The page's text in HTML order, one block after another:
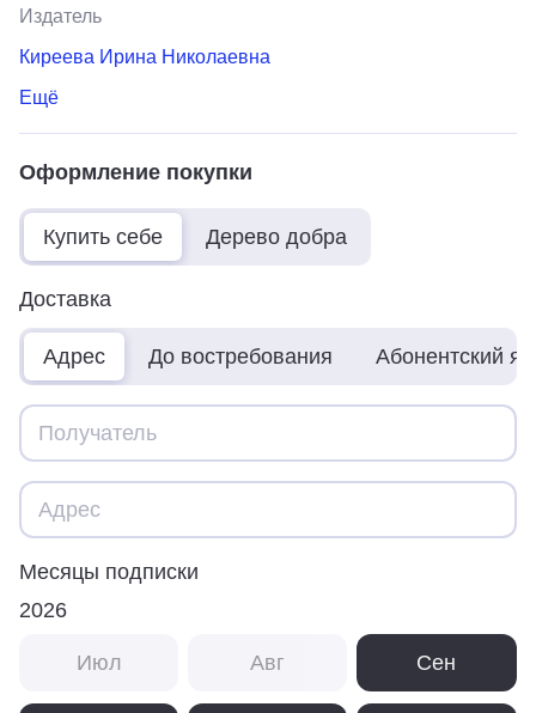
Издатель
Киреева Ирина Николаевна
Ещё
Оформление покупки
Купить себе Дерево добра
Доставка
Адрес До востребования Абонентский
Месяцы подписки
2026
Июл Авг Сен